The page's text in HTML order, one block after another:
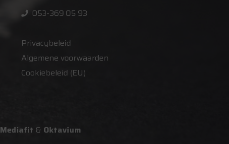
053-369 05 93
Privacybeleid
Algemene voorwaarden
Cookiebeleid (EU)
Mediafit & Oktavium